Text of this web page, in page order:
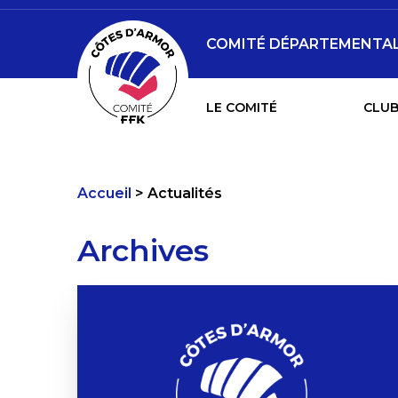
LE COMITÉ
COMITÉ
Accueil Actualités
Archives